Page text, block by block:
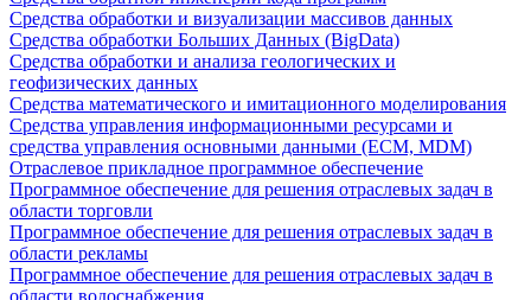
Средства обработки и визуализации массивов данных
Средства обработки Больших Данных (BigData)
Средства обработки и анализа геологических и
геофизических данных
Средства математического и имитационного моделирования
Средства управления информационными ресурсами и
средства управления основными данными (ECM, MDM)
Отраслевое прикладное программное обеспечение
Программное обеспечение для решения отраслевых задач в
области торговли
Программное обеспечение для решения отраслевых задач в
области рекламы
Программное обеспечение для решения отраслевых задач в
области водоснабжения